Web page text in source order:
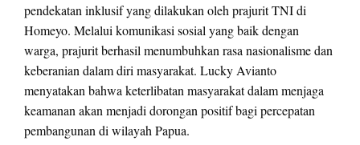
pendekatan inklusif yang dilakukan oleh prajurit TNI di
Homeyo. Melalui komunikasi sosial yang baik dengan
warga, prajurit berhasil menumbuhkan rasa nasionalisme dan
keberanian dalam diri masyarakat. Lucky Avianto
menyatakan bahwa keterlibatan masyarakat dalam menjaga
keamanan akan menjadi dorongan positif bagi percepatan
pembangunan di wilayah Papua.